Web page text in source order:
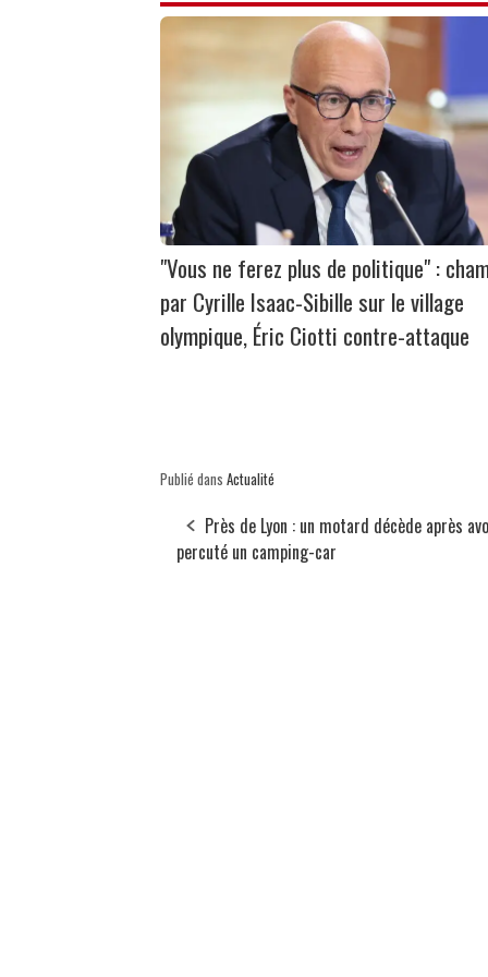
"Vous ne ferez plus de politique" :
par Cyrille Isaac-Sibille sur le village
olympique, Éric Ciotti contre-attaque
Publié dans Actualité
Près de Lyon : un motard décède après
percuté un camping-car